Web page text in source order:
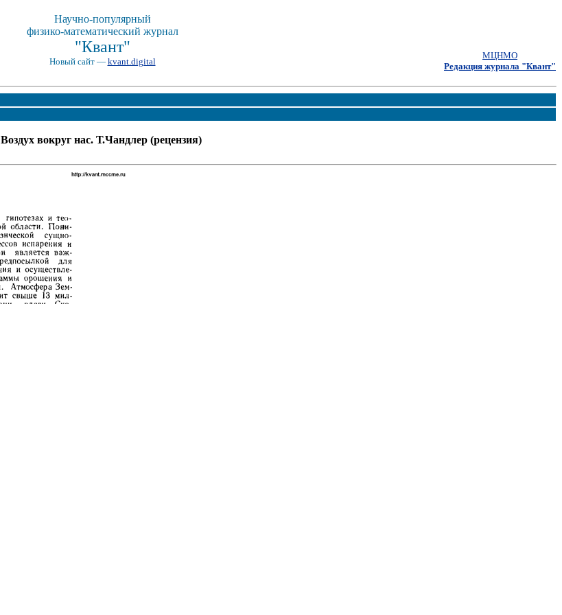
Научно-популярный
физико-математический журнал
"Квант"
Новый сайт — kvant.digital
МЦНМО
Редакция журнала "Квант"
Воздух вокруг нас. Т.Чандлер (рецензия)